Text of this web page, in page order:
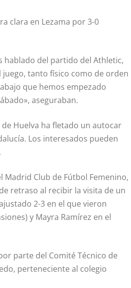
clara en Lezama por 3-0
hablado del partido del Athletic,
tanto físico como de orden
que hemos empezado
aseguraban.
Huelva ha fletado un autocar
Los interesados pueden
.
Madrid Club de Fútbol Femenino,
retraso al recibir la visita de un
2-3 en el que vieron
y Mayra Ramírez en el
parte del Comité Técnico de
perteneciente al colegio